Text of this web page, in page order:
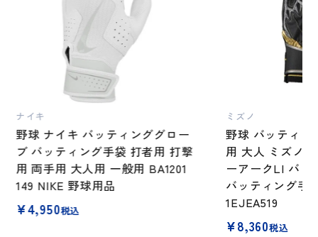
ナイキ
野球 ナイキ バッティンググロー
ブ バッティング手袋 打者用 打撃
用 両手用 大人用 一般用 BA1201
149 NIKE 野球用品
¥4,950税込
ミズノ
野球 バッティン
用 大人 ミズノ
ーアークLI バッ
バッティング手
1EJEA519
¥8,360税込